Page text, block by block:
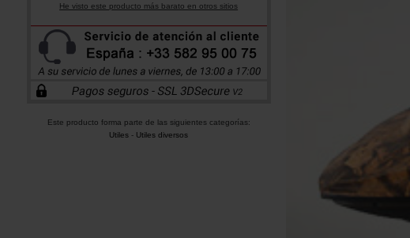
He visto este producto más barato en otros sitios
Este producto forma parte de las siguientes categorías:
Utiles - Utiles diversos